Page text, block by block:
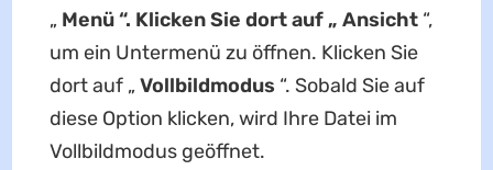
„ Menü “. Klicken Sie dort auf „ Ansicht“,
um ein Untermenü zu öffnen. Klicken Sie
dort auf „ Vollbildmodus “. Sobald Sie auf
diese Option klicken, wird Ihre Datei im
Vollbildmodus geöffnet.